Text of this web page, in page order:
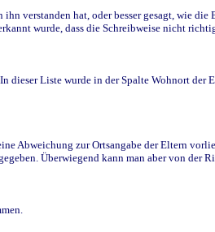
verstanden hat, oder besser gesagt, wie die
wurde, dass die Schreibweise nicht
Liste wurde in der Spalte Wohnort der
Abweichung zur Ortsangabe der Eltern
Überwiegend kann man aber von der